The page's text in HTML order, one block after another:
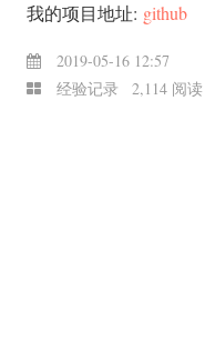
我的项目地址: github
2019-05-16 12:57
经验记录
2,114 阅读